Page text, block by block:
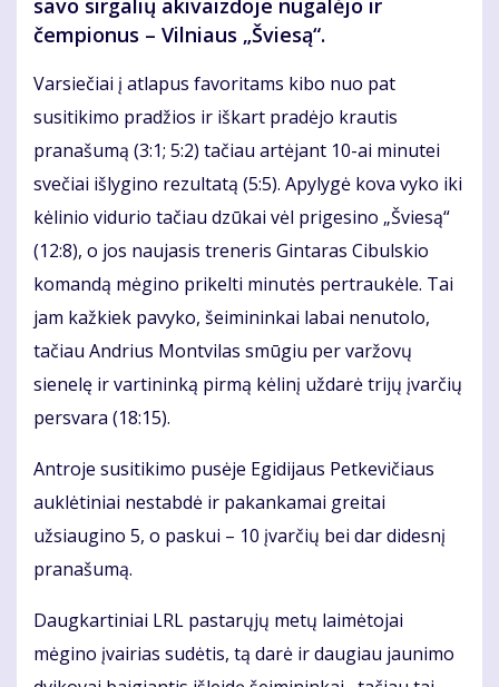
savo sirgalių akivaizdoje nugalėjo ir
čempionus – Vilniaus „Šviesą“.
Varsiečiai į atlapus favoritams kibo nuo pat
susitikimo pradžios ir iškart pradėjo krautis
pranašumą (3:1; 5:2) tačiau artėjant 10-ai minutei
svečiai išlygino rezultatą (5:5). Apylygė kova vyko iki
kėlinio vidurio tačiau dzūkai vėl prigesino „Šviesą“
(12:8), o jos naujasis treneris Gintaras Cibulskio
komandą mėgino prikelti minutės pertraukėle. Tai
jam kažkiek pavyko, šeimininkai labai nenutolo,
tačiau Andrius Montvilas smūgiu per varžovų
sienelę ir vartininką pirmą kėlinį uždarė trijų įvarčių
persvara (18:15).
Antroje susitikimo pusėje Egidijaus Petkevičiaus
auklėtiniai nestabdė ir pakankamai greitai
užsiaugino 5, o paskui – 10 įvarčių bei dar didesnį
pranašumą.
Daugkartiniai LRL pastarųjų metų laimėtojai
mėgino įvairias sudėtis, tą darė ir daugiau jaunimo